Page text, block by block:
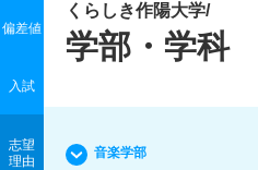
偏差値
入試
志望
理由
くらしき作陽大学/
学部・学科
音楽学部